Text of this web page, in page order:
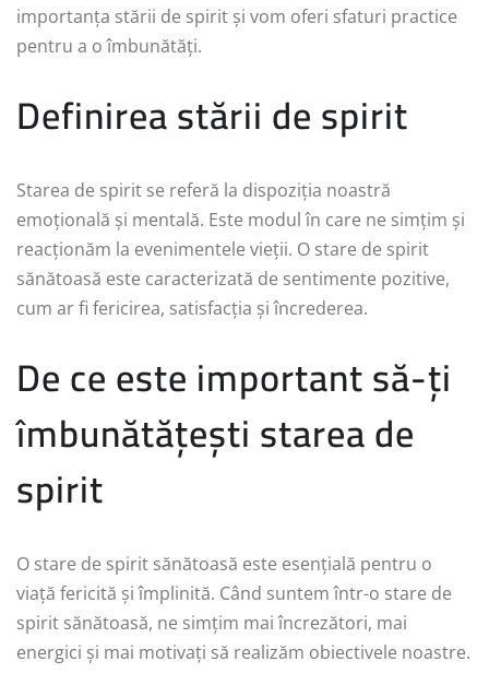
importanța stării de spirit și vom oferi sfaturi practice
pentru a o îmbunătăți.
Definirea stării de spirit
Starea de spirit se referă la dispoziția noastră
emoțională și mentală. Este modul în care ne simțim și
reacționăm la evenimentele vieții. O stare de spirit
sănătoasă este caracterizată de sentimente pozitive,
cum ar fi fericirea, satisfacția și încrederea.
De ce este important să-ți
îmbunătățești starea de
spirit
O stare de spirit sănătoasă este esențială pentru o
viață fericită și împlinită. Când suntem într-o stare de
spirit sănătoasă, ne simțim mai încrezători, mai
energici și mai motivați să realizăm obiectivele noastre.